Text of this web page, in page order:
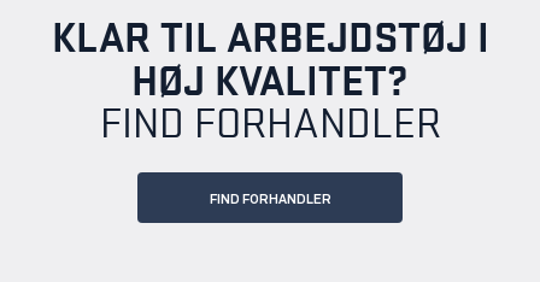
KLAR TIL ARBEJDSTØJ I
HØJ KVALITET?
FIND FORHANDLER
FIND FORHANDLER